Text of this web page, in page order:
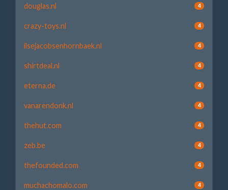
douglas.nl 4
crazy-toys.nl 4
ilsejacobsenhornbaek.nl 4
shirtdeal.nl 4
eterna.de 4
vanarendonk.nl 4
thehut.com 4
zeb.be 4
thefounded.com 4
muchachomalo.com 4